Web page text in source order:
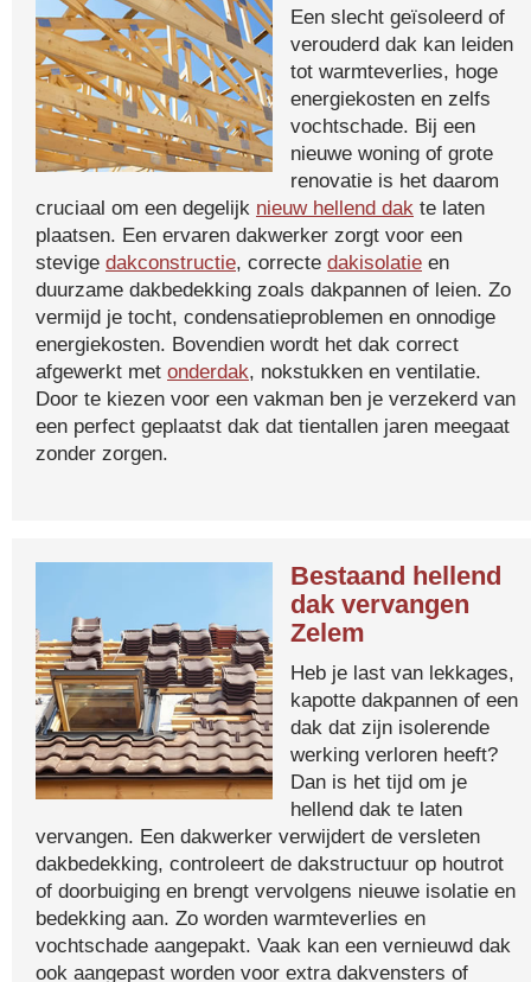
Een slecht geïsoleerd of
verouderd dak kan leiden
tot warmteverlies, hoge
energiekosten en zelfs
vochtschade. Bij een
nieuwe woning of grote
renovatie is het daarom
cruciaal om een degelijk nieuw hellend dak te laten
plaatsen. Een ervaren dakwerker zorgt voor een
stevige dakconstructie, correcte dakisolatie en
duurzame dakbedekking zoals dakpannen of leien. Zo
vermijd je tocht, condensatieproblemen en onnodige
energiekosten. Bovendien wordt het dak correct
afgewerkt met onderdak, nokstukken en ventilatie.
Door te kiezen voor een vakman ben je verzekerd van
een perfect geplaatst dak dat tientallen jaren meegaat
zonder zorgen.
Bestaand hellend
dak vervangen
Zelem
Heb je last van lekkages,
kapotte dakpannen of een
dak dat zijn isolerende
werking verloren heeft?
Dan is het tijd om je
hellend dak te laten
vervangen. Een dakwerker verwijdert de versleten
dakbedekking, controleert de dakstructuur op houtrot
of doorbuiging en brengt vervolgens nieuwe isolatie en
bedekking aan. Zo worden warmteverlies en
vochtschade aangepakt. Vaak kan een vernieuwd dak
ook aangepast worden voor extra dakvensters of